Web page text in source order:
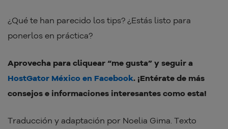
¿Qué te han parecido los tips? ¿Estás listo para
ponerlos en práctica?
Aprovecha para cliquear “me gusta” y seguir a
HostGator México en Facebook. ¡Entérate de más
consejos e informaciones interesantes como esta!
Traducción y adaptación por Noelia Gima. Texto